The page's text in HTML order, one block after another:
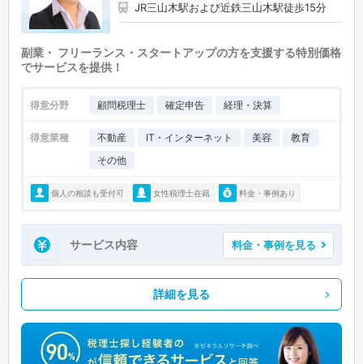
JR三山木駅および近鉄三山木駅徒歩15分
副業・ フリーランス・スタートアップの方を支援する特別価格
でサービスを提供！
得意分野 顧問税理士 確定申告 経理・決算
得意業種 不動産 IT・インターネット 美容
教育
その他
個人の相談も受付可 女性税理士在籍 料金・事例あり
サービス内容 料金・事例を見る
詳細を見る